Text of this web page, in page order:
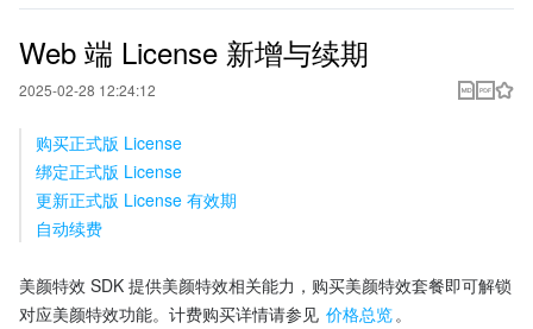
Web 端 License 新增与续期
2025-02-28 12:24:12
购买正式版 License
绑定正式版 License
更新正式版 License 有效期
自动续费
美颜特效 SDK 提供美颜特效相关能力，购买美颜特效套餐即可解锁
对应美颜特效功能。计费购买详情请参见 价格总览。